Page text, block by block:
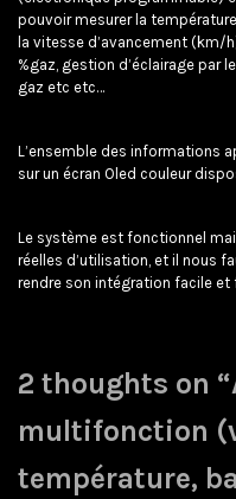
pouvoir mesurer la
la vitesse d’avancement (km/
%gaz, gestion d’éclairage par
gaz etc etc…
L’ensemble des informations
sur un écran Oled couleur
Le système est fonctionnel
réelles d’utilisation, et il nous
rendre son intégration facile et
2 thoughts on “
multifonction
température,